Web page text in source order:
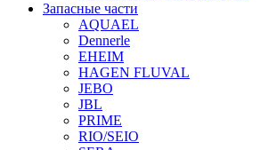
Запасные части
AQUAEL
Dennerle
EHEIM
HAGEN FLUVAL
JEBO
JBL
PRIME
RIO/SEIO